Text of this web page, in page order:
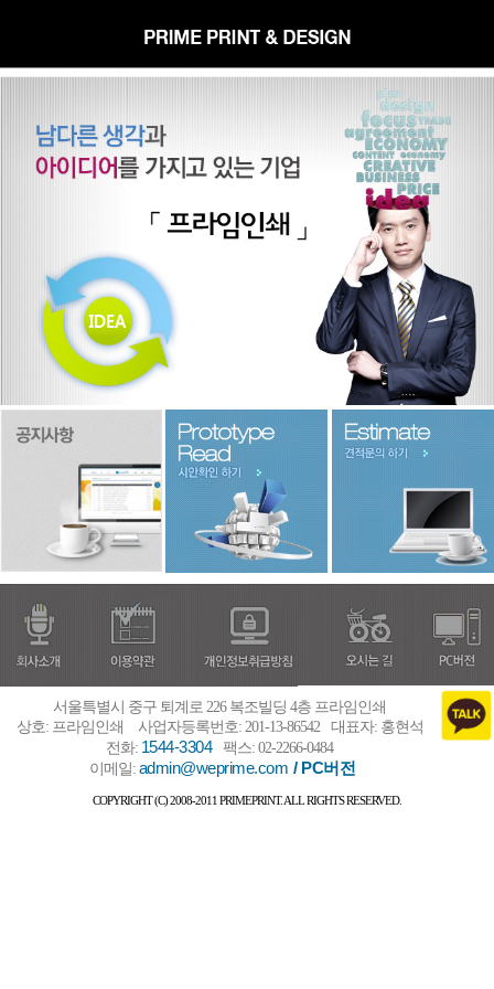
서울특별시 중구 퇴계로 226 복조빌딩 4층 프라임인쇄
상호: 프라임인쇄
사업자등록번호: 201-13-86542
대표자: 홍현석
전화: 1544-3304
팩스: 02-2266-0484
이메일: admin@weprime.com / PC버전
COPYRIGHT (C) 2008-2011 PRIMEPRINT. ALL RIGHTS RESERVED.